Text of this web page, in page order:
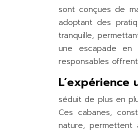
sont conçues de
adoptant des
tranquille,
une escapade en
responsables
séduit de plus en
Ces cabanes,
nature,